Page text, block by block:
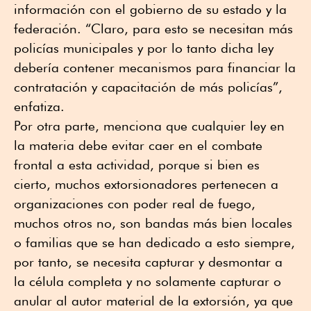
información con el gobierno de su estado y la
federación. “Claro, para esto se necesitan más
policías municipales y por lo tanto dicha ley
debería contener mecanismos para financiar la
contratación y capacitación de más policías”,
enfatiza.
Por otra parte, menciona que cualquier ley en
la materia debe evitar caer en el combate
frontal a esta actividad, porque si bien es
cierto, muchos extorsionadores pertenecen a
organizaciones con poder real de fuego,
muchos otros no, son bandas más bien locales
o familias que se han dedicado a esto siempre,
por tanto, se necesita capturar y desmontar a
la célula completa y no solamente capturar o
anular al autor material de la extorsión, ya que